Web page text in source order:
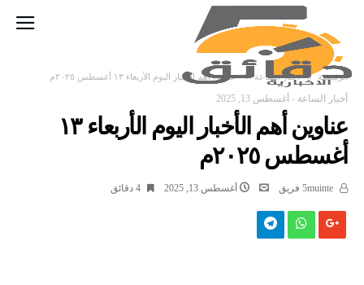
‫الرئيسية‬ أخبار الساعة عناوين أهم الأخبار اليوم الأربعاء ١٣ أغسطس ٢٠٢٥م
أخبار الساعة - أغسطس 13, 2025
عناوين أهم الأخبار اليوم الأربعاء ١٣
أغسطس ٢٠٢٥م
أغسطس 13, 2025 4 ‫دقائق‬